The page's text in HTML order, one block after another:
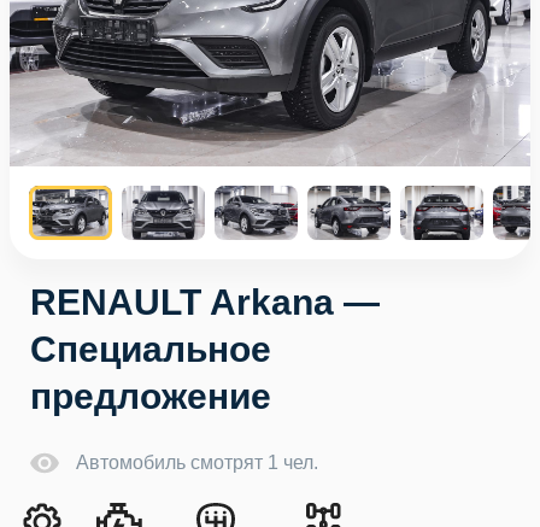
RENAULT Arkana —
Специальное
предложение
Автомобиль смотрят 1 чел.